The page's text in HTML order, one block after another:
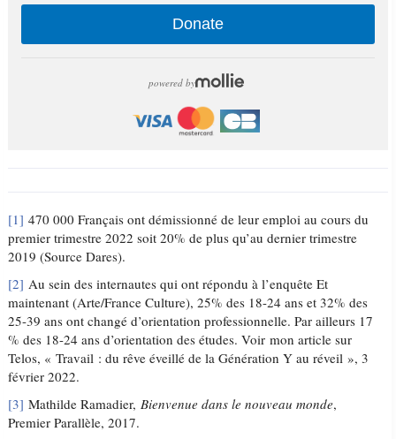
Donate
powered by
[1] 470 000 Français ont démissionné de leur emploi au cours du
premier trimestre 2022 soit 20% de plus qu’au dernier trimestre
2019 (Source Dares).
[2] Au sein des internautes qui ont répondu à l’enquête Et
maintenant (Arte/France Culture), 25% des 18-24 ans et 32% des
25-39 ans ont changé d’orientation professionnelle. Par ailleurs 17
% des 18-24 ans d’orientation des études. Voir mon article sur
Telos, « Travail : du rêve éveillé de la Génération Y au réveil », 3
février 2022.
[3] Mathilde Ramadier, Bienvenue dans le nouveau monde,
Premier Parallèle, 2017.